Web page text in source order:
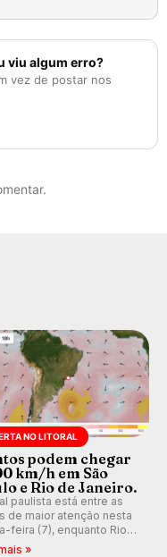
viu algum erro?
vez de postar nos
NO LITORAL
podem chegar
km/h em São
e Rio de Janeiro.
paulista está entre as
de maior atenção nesta
feira (7), enquanto Rio
também recebe
»